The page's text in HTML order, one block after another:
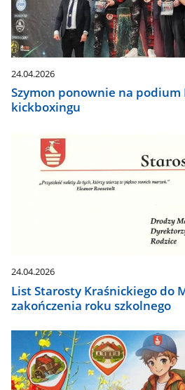
24.04.2026
Szymon ponownie na
kickboxingu
24.04.2026
List Starosty Kraśnickiego do
zakończenia roku szkolnego